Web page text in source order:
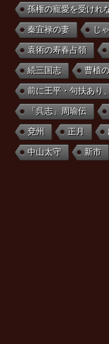
孫権の寵愛を受けれ
秦宜禄の妻 じ
袁術の寿春占領
続三国志 曹植
前に王平・句扶あり
「呉志」周瑜伝
兗州 正月
中山太守 新市